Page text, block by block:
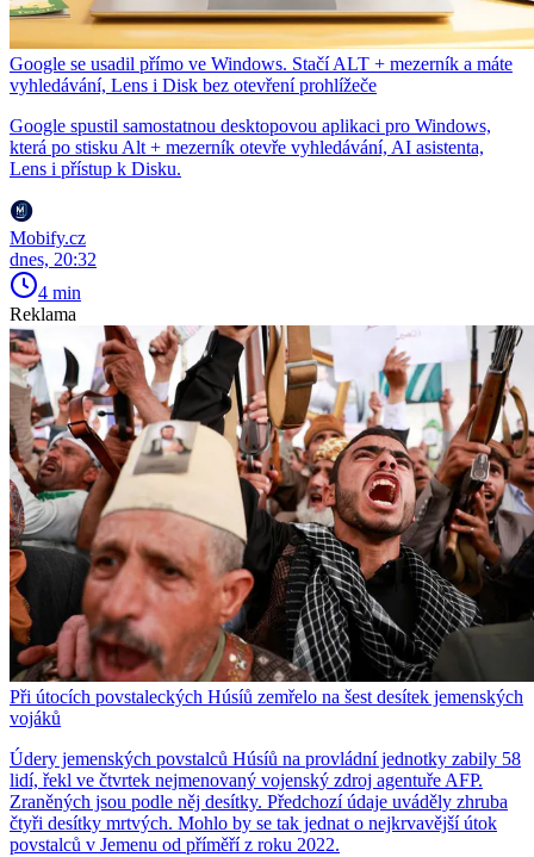
Google se usadil přímo ve Windows. Stačí ALT + mezerník a máte
vyhledávání, Lens i Disk bez otevření prohlížeče
Google spustil samostatnou desktopovou aplikaci pro Windows,
která po stisku Alt + mezerník otevře vyhledávání, AI asistenta,
Lens i přístup k Disku.
Mobify.cz
dnes, 20:32
4 min
Reklama
Při útocích povstaleckých Húsíů zemřelo na šest desítek jemenských
vojáků
Údery jemenských povstalců Húsíů na provládní jednotky zabily 58
lidí, řekl ve čtvrtek nejmenovaný vojenský zdroj agentuře AFP.
Zraněných jsou podle něj desítky. Předchozí údaje uváděly zhruba
čtyři desítky mrtvých. Mohlo by se tak jednat o nejkrvavější útok
povstalců v Jemenu od příměří z roku 2022.